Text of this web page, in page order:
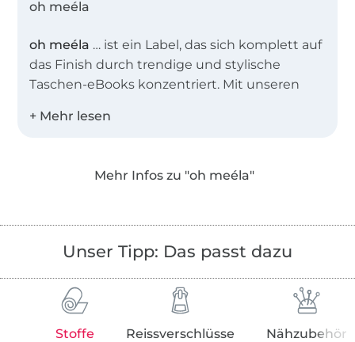
oh meéla
oh meéla … ist ein Label, das sich komplett auf
das Finish durch trendige und stylische
Taschen-eBooks konzentriert. Mit unseren
dir ein Gefühl von Catwalk vermitteln. Nichts
Konstruktionen und detaillierte Anleitungen
mit kleinen Tutorials, denen du leicht folgen
kannst.
Mehr Infos zu "oh meéla"
Unser Tipp: Das passt dazu
Stoffe Reissverschlüsse Nähzubehör